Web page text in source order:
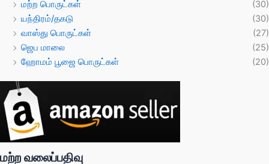
மற்ற பொருட்கள்
(30)
யந்திரம்/தகடு
(30)
வாஸ்து பொருட்கள்
(27)
ஜெப மாலை
(25)
ஹோமம் பூஜை பொருட்கள்
(20)
மற்ற வலைப்பதிவு